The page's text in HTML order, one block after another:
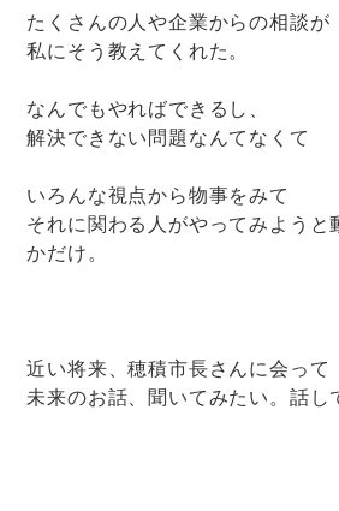
たくさんの人や企業からの相談が
私にそう教えてくれた。
なんでもやればできるし、
解決できない問題なんてなくて
いろんな視点から物事をみて
それに関わる人がやってみようと
かだけ。
近い将来、穂積市長さんに会って
未来のお話、聞いてみたい。話し